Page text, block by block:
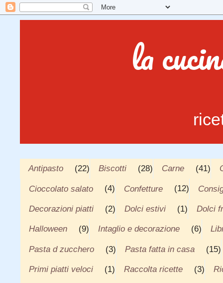
la
Antipasto (22) Biscotti (28) Carne (41)
Cioccolato salato (4) Confetture (12)
Decorazioni piatti (2) Dolci estivi (1) Dolci
Halloween (9) Intaglio e decorazione (6)
Pasta d zucchero (3) Pasta fatta in casa (15)
Primi piatti veloci (1) Raccolta ricette (3)